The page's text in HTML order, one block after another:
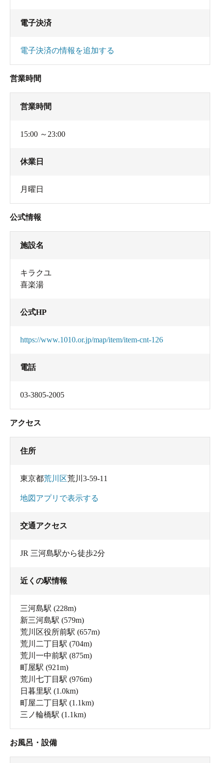
電子決済
電子決済の情報を追加する
営業時間
営業時間
15:00 ～23:00
休業日
月曜日
公式情報
施設名
キラクユ
喜楽湯
公式HP
https://www.1010.or.jp/map/item/item-cnt-126
電話
03-3805-2005
アクセス
住所
東京都荒川区荒川3-59-11
地図アプリで表示する
交通アクセス
JR 三河島駅から徒歩2分
近くの駅情報
三河島駅 (228m)
新三河島駅 (579m)
荒川区役所前駅 (657m)
荒川二丁目駅 (704m)
荒川一中前駅 (875m)
町屋駅 (921m)
荒川七丁目駅 (976m)
日暮里駅 (1.0km)
町屋二丁目駅 (1.1km)
三ノ輪橋駅 (1.1km)
お風呂・設備